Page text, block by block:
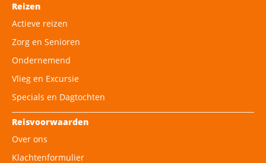
Reizen
Actieve reizen
Zorg en Senioren
Ondernemend
Vlieg en Excursie
Specials en Dagtochten
Reisvoorwaarden
Over ons
Klachtenformulier